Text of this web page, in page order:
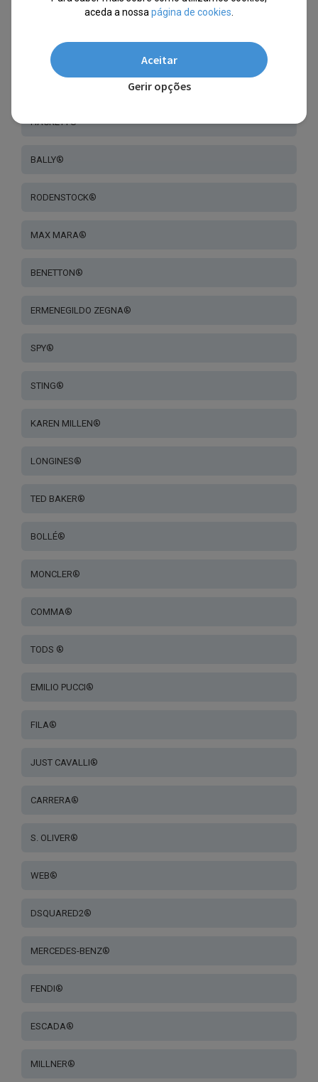
SCOTCH & SODA®
GOODBYE, RITA®
HACKETT®
BALLY®
RODENSTOCK®
MAX MARA®
BENETTON®
ERMENEGILDO ZEGNA®
SPY®
STING®
KAREN MILLEN®
LONGINES®
TED BAKER®
BOLLÉ®
MONCLER®
COMMA®
TODS ®
EMILIO PUCCI®
FILA®
JUST CAVALLI®
CARRERA®
S. OLIVER®
WEB®
DSQUARED2®
MERCEDES-BENZ®
FENDI®
ESCADA®
MILLNER®
aceda a nossa página de cookies
Aceitar
Gerir opções